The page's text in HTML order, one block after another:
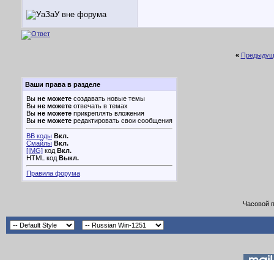
«
Ваши права в разделе
Вы не можете создавать новые темы
Вы не можете отвечать в темах
Вы не можете прикреплять вложения
Вы не можете редактировать свои сообщения
BB коды Вкл.
Смайлы Вкл.
[IMG] код Вкл.
HTML код Выкл.
Правила форума
Часовой